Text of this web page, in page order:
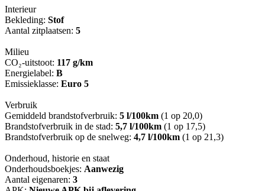
Interieur
Bekleding: Stof
Aantal zitplaatsen: 5
Milieu
CO₂-uitstoot: 117 g/km
Energielabel: B
Emissieklasse: Euro 5
Verbruik
Gemiddeld brandstofverbruik: 5 l/100km (1 op 20,0)
Brandstofverbruik in de stad: 5,7 l/100km (1 op 17,5)
Brandstofverbruik op de snelweg: 4,7 l/100km (1 op 21,3)
Onderhoud, historie en staat
Onderhoudsboekjes: Aanwezig
Aantal eigenaren: 3